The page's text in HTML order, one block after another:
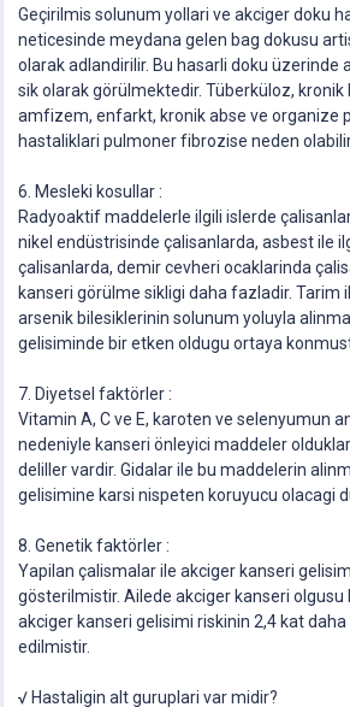
Geçirilmis solunum yollari ve akciger doku
neticesinde meydana gelen bag dokusu
olarak adlandirilir. Bu hasarli doku üzerinde
sik olarak görülmektedir. Tüberküloz,
amfizem, enfarkt, kronik abse ve organize
hastaliklari pulmoner fibrozise neden
6. Mesleki kosullar :
Radyoaktif maddelerle ilgili islerde
nikel endüstrisinde çalisanlarda, asbest ile
çalisanlarda, demir cevheri ocaklarinda
kanseri görülme sikligi daha fazladir. Tarim
arsenik bilesiklerinin solunum yoluyla
gelisiminde bir etken oldugu ortaya
7. Diyetsel faktörler :
Vitamin A, C ve E, karoten ve selenyumun
nedeniyle kanseri önleyici maddeler
deliller vardir. Gidalar ile bu maddelerin
gelisimine karsi nispeten koruyucu olacagi
8. Genetik faktörler :
Yapilan çalismalar ile akciger kanseri
gösterilmistir. Ailede akciger kanseri olgusu
akciger kanseri gelisimi riskinin 2,4 kat
edilmistir.
√ Hastaligin alt guruplari var midir?